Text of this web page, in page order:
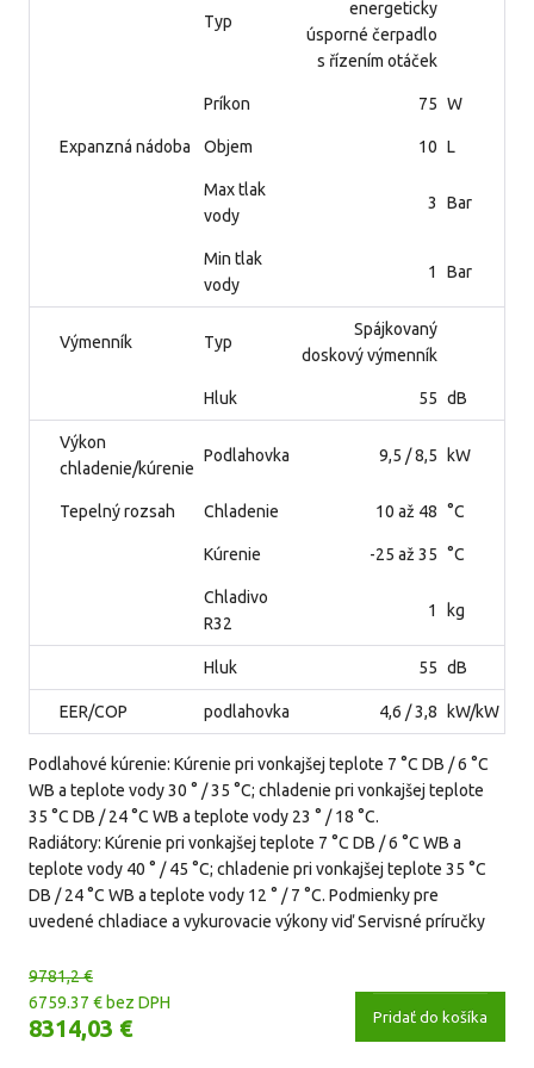
Typ
energeticky
úsporné čerpadlo
s řízením otáček
Príkon 75 W
Expanzná nádoba Objem 10 L
Max tlak
vody
3 Bar
Min tlak
vody
1 Bar
Výmenník Typ
Spájkovaný
doskový výmenník
Hluk 55 dB
Výkon
chladenie/kúrenie
Podlahovka 9,5 / 8,5 kW
Tepelný rozsah Chladenie 10 až 48 °C
Kúrenie -25 až 35 °C
Chladivo
R32
1 kg
Hluk 55 dB
EER/COP podlahovka 4,6 / 3,8 kW/kW
Podlahové kúrenie: Kúrenie pri vonkajšej teplote 7 °C DB / 6 °C
WB a teplote vody 30 ° / 35 °C; chladenie pri vonkajšej teplote
35 °C DB / 24 °C WB a teplote vody 23 ° / 18 °C.
Radiátory: Kúrenie pri vonkajšej teplote 7 °C DB / 6 °C WB a
teplote vody 40 ° / 45 °C; chladenie pri vonkajšej teplote 35 °C
DB / 24 °C WB a teplote vody 12 ° / 7 °C. Podmienky pre
uvedené chladiace a vykurovacie výkony viď Servisné príručky
9781,2 €
6759.37 € bez DPH
8314,03 € Pridať do košíka